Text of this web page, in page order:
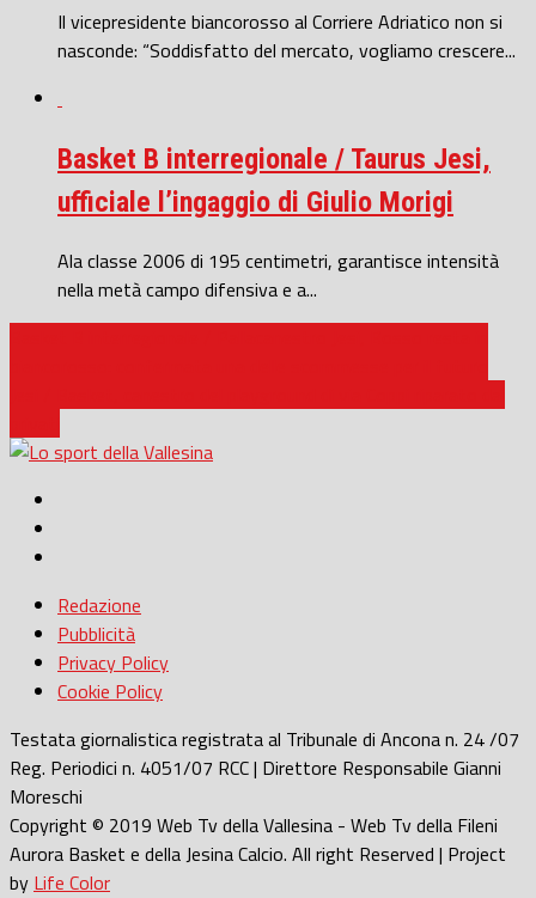
Il vicepresidente biancorosso al Corriere Adriatico non si
nasconde: “Soddisfatto del mercato, vogliamo crescere...
Basket B interregionale / Taurus Jesi,
ufficiale l’ingaggio di Giulio Morigi
Ala classe 2006 di 195 centimetri, garantisce intensità
nella metà campo difensiva e a...
Redazione
Pubblicità
Privacy Policy
Cookie Policy
Testata giornalistica registrata al Tribunale di Ancona n. 24 /07
Reg. Periodici n. 4051/07 RCC | Direttore Responsabile Gianni
Moreschi
Copyright © 2019 Web Tv della Vallesina - Web Tv della Fileni
Aurora Basket e della Jesina Calcio. All right Reserved | Project
by Life Color